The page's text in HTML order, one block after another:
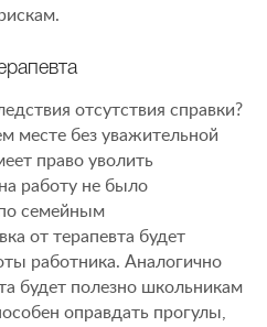
отсутствия справки?
месте без уважительной
право уволить
работу не было
семейным
от терапевта будет
работника. Аналогично
будет полезно школьникам
оправдать прогулы,